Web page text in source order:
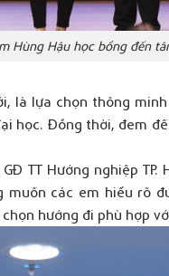
Hùng Hậu học bổng đến
là lựa chọn thông
học. Đồng thời, đem
TT Hướng nghiệp
các em hiểu rõ
hướng đi phù hợp